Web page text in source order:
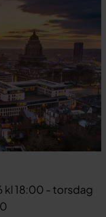
kl 18:00 - torsdag